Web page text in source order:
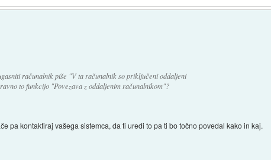
računalnik piše "V ta računalnik so priključeni oddaljeni
to funkcijo "Povezava z oddaljenim računalnikom"?
pa kontaktiraj vašega sistemca, da ti uredi to pa ti bo točno povedal kako in kaj.